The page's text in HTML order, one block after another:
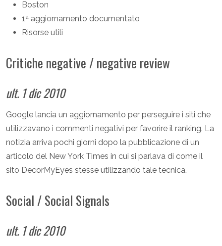
Boston
1ª aggiornamento documentato
Risorse utili
Critiche negative / negative review
ult. 1 dic 2010
Google lancia un aggiornamento per perseguire i siti che
utilizzavano i commenti negativi per favorire il ranking. La
notizia arriva pochi giorni dopo la pubblicazione di un
articolo del New York Times in cui si parlava di come il
sito DecorMyEyes stesse utilizzando tale tecnica.
Social / Social Signals
ult. 1 dic 2010